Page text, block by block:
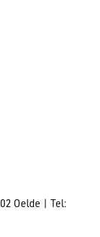
Oelde | Tel: